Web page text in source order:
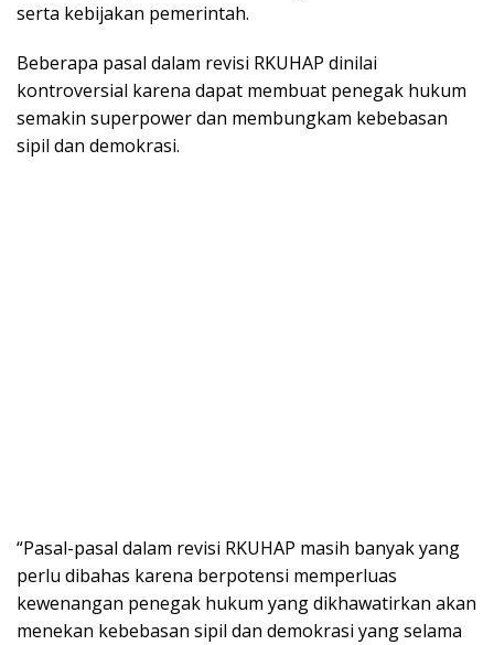
serta kebijakan pemerintah.
Beberapa pasal dalam revisi RKUHAP dinilai
kontroversial karena dapat membuat penegak hukum
semakin superpower dan membungkam kebebasan
sipil dan demokrasi.
“Pasal-pasal dalam revisi RKUHAP masih banyak yang
perlu dibahas karena berpotensi memperluas
kewenangan penegak hukum yang dikhawatirkan akan
menekan kebebasan sipil dan demokrasi yang selama